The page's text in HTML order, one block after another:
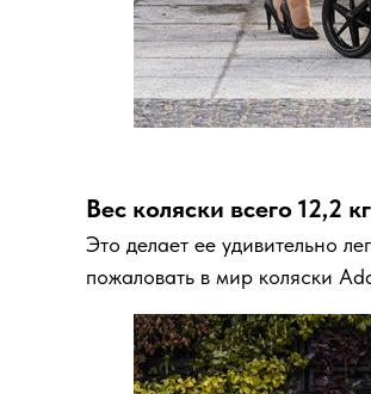
Вес коляски всего 12,2 кг
Это делает ее удивительно
пожаловать в мир коляски